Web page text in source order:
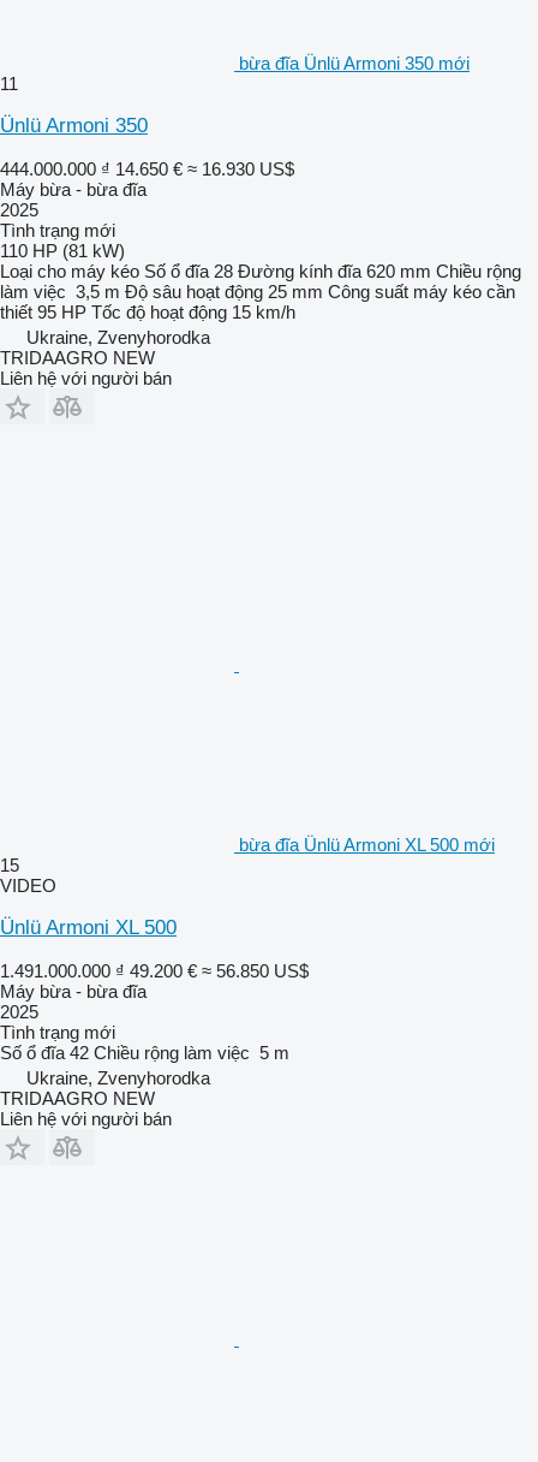
bừa đĩa Ünlü Armoni 350 mới
11
Ünlü Armoni 350
444.000.000 ₫ 14.650 € ≈ 16.930 US$
Máy bừa - bừa đĩa
2025
Tình trạng mới
110 HP (81 kW)
Loại cho máy kéo Số ổ đĩa 28 Đường kính đĩa 620 mm Chiều rộng
làm việc 3,5 m Độ sâu hoạt động 25 mm Công suất máy kéo cần
thiết 95 HP Tốc độ hoạt động 15 km/h
Ukraine, Zvenyhorodka
TRIDAAGRO NEW
Liên hệ với người bán
bừa đĩa Ünlü Armoni XL 500 mới
15
VIDEO
Ünlü Armoni XL 500
1.491.000.000 ₫ 49.200 € ≈ 56.850 US$
Máy bừa - bừa đĩa
2025
Tình trạng mới
Số ổ đĩa 42 Chiều rộng làm việc 5 m
Ukraine, Zvenyhorodka
TRIDAAGRO NEW
Liên hệ với người bán